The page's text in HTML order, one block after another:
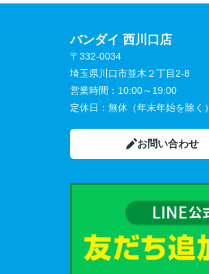
バンダイ 西川口店
〒332-0034
埼玉県川口市並木２丁目2-8
営業時間： 10:00～19:00
定休日： 無休（年末年始を除く）
お問い合わせ